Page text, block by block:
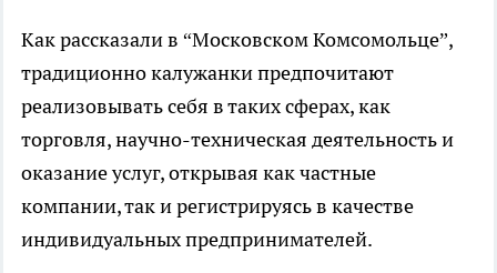
Как рассказали в “Московском Комсомольце”,
традиционно калужанки предпочитают
реализовывать себя в таких сферах, как
торговля, научно-техническая деятельность и
оказание услуг, открывая как частные
компании, так и регистрируясь в качестве
индивидуальных предпринимателей.